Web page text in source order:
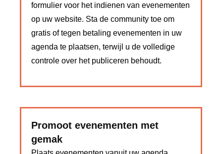
formulier voor het indienen van evenementen
op uw website. Sta de community toe om
gratis of tegen betaling evenementen in uw
agenda te plaatsen, terwijl u de volledige
controle over het publiceren behoudt.
Promoot evenementen met
gemak